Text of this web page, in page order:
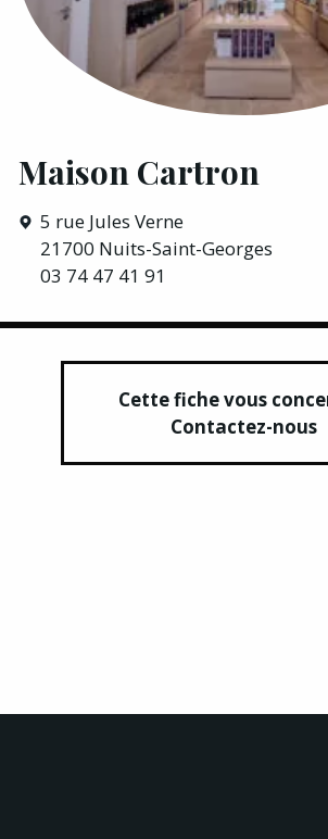
Maison Cartron
5 rue Jules Verne
21700 Nuits-Saint-Georges
03 74 47 41 91
Cette fiche vous
Contactez-nous